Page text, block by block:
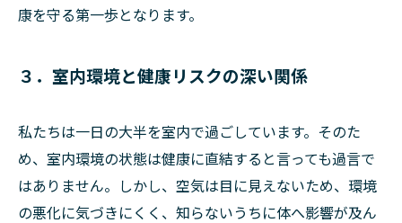
康を守る第一歩となります。
３．室内環境と健康リスクの深い関係
私たちは一日の大半を室内で過ごしています。そのた
め、室内環境の状態は健康に直結すると言っても過言で
はありません。しかし、空気は目に見えないため、環境
の悪化に気づきにくく、知らないうちに体へ影響が及ん